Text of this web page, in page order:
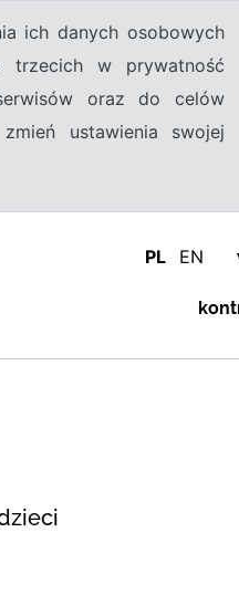
ich danych osobowych
trzecich w prywatność
oraz do celów
ustawienia swojej
PL EN